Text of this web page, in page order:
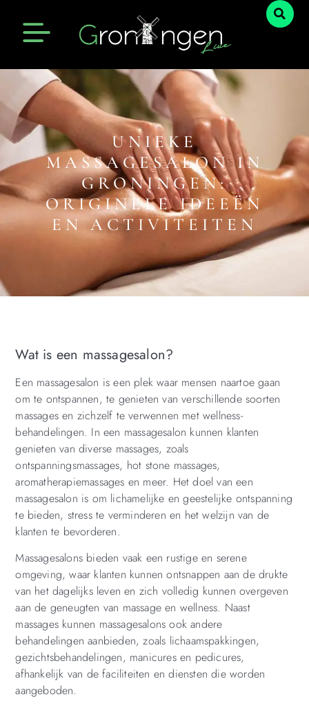
UNIEKE
MASSAGESALON IN
GRONINGEN:
ORIGINELE IDEEËN
EN ACTIVITEITEN
Wat is een massagesalon?
Een massagesalon is een plek waar mensen naartoe gaan
om te ontspannen, te genieten van verschillende soorten
massages en zichzelf te verwennen met wellness-
behandelingen. In een massagesalon kunnen klanten
genieten van diverse massages, zoals
ontspanningsmassages, hot stone massages,
aromatherapiemassages en meer. Het doel van een
massagesalon is om lichamelijke en geestelijke ontspanning
te bieden, stress te verminderen en het welzijn van de
klanten te bevorderen.
Massagesalons bieden vaak een rustige en serene
omgeving, waar klanten kunnen ontsnappen aan de drukte
van het dagelijks leven en zich volledig kunnen overgeven
aan de geneugten van massage en wellness. Naast
massages kunnen massagesalons ook andere
behandelingen aanbieden, zoals lichaamspakkingen,
gezichtsbehandelingen, manicures en pedicures,
afhankelijk van de faciliteiten en diensten die worden
aangeboden.